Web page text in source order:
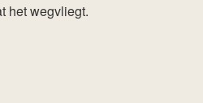
het wegvliegt.